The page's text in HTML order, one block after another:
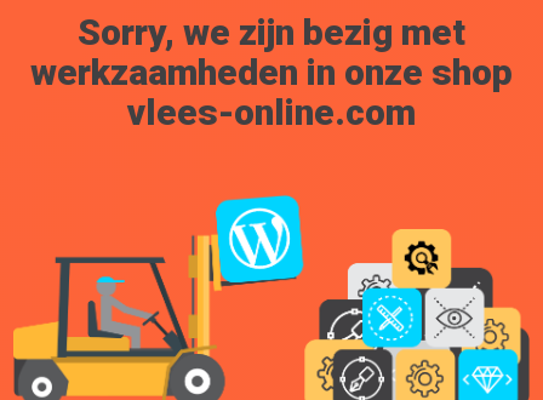
Sorry, we zijn bezig met
werkzaamheden in onze shop
vlees-online.com